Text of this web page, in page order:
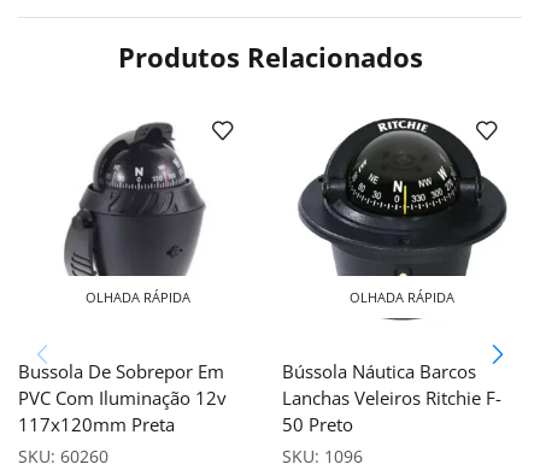
Produtos Relacionados
OLHADA RÁPIDA
Bussola De Sobrepor Em
PVC Com Iluminação 12v
117x120mm Preta
SKU: 60260
OLHADA RÁPIDA
Bússola Náutica Barcos
Lanchas Veleiros Ritchie F-
50 Preto
SKU: 1096